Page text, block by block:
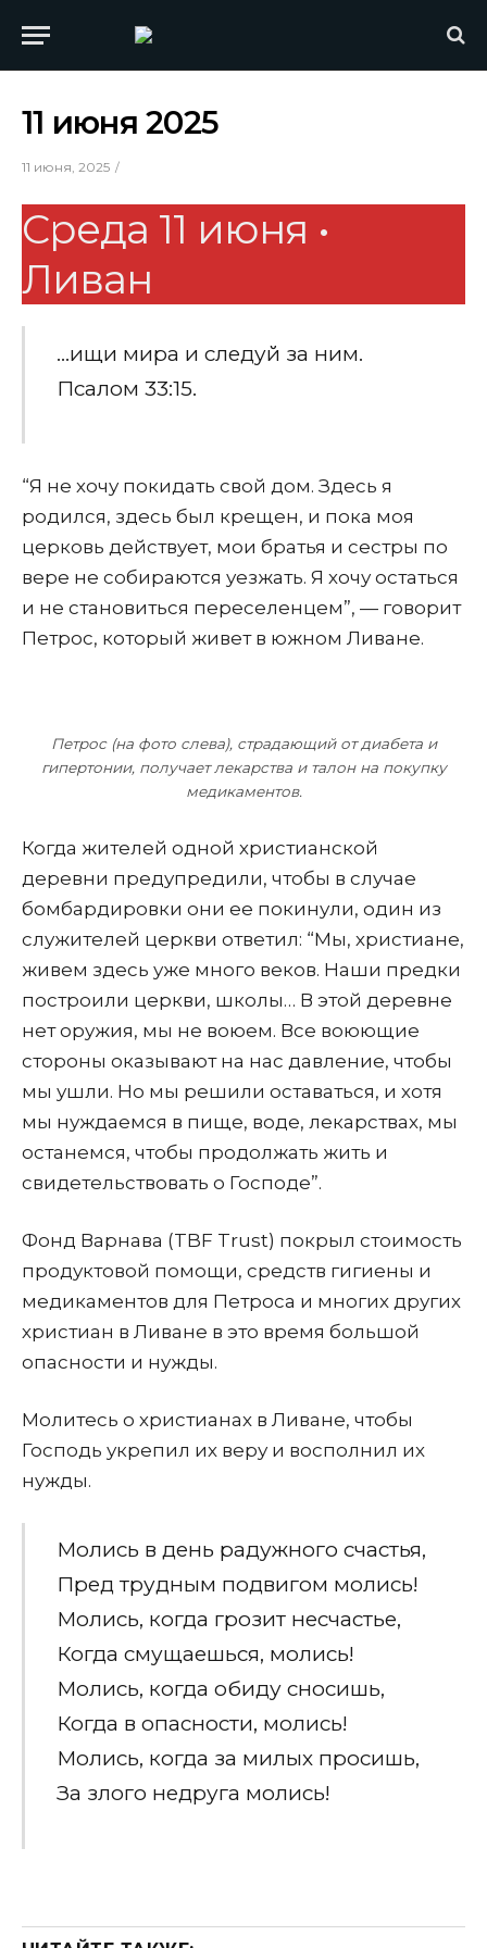
11 июня 2025
11 июня, 2025
Среда 11 июня •
Ливан
…ищи мира и следуй за ним.
Псалом 33:15.
“Я не хочу покидать свой дом. Здесь я
родился, здесь был крещен, и пока моя
церковь действует, мои братья и сестры по
вере не собираются уезжать. Я хочу остаться
и не становиться переселенцем”, — говорит
Петрос, который живет в южном Ливане.
Петрос (на фото слева), страдающий от диабета и
гипертонии, получает лекарства и талон на покупку
медикаментов.
Когда жителей одной христианской
деревни предупредили, чтобы в случае
бомбардировки они ее покинули, один из
служителей церкви ответил: “Мы, христиане,
живем здесь уже много веков. Наши предки
построили церкви, школы… В этой деревне
нет оружия, мы не воюем. Все воюющие
стороны оказывают на нас давление, чтобы
мы ушли. Но мы решили оставаться, и хотя
мы нуждаемся в пище, воде, лекарствах, мы
останемся, чтобы продолжать жить и
свидетельствовать о Господе”.
Фонд Варнава (TBF Trust) покрыл стоимость
продуктовой помощи, средств гигиены и
медикаментов для Петроса и многих других
христиан в Ливане в это время большой
опасности и нужды.
Молитесь о христианах в Ливане, чтобы
Господь укрепил их веру и восполнил их
нужды.
Молись в день радужного счастья,
Пред трудным подвигом молись!
Молись, когда грозит несчастье,
Когда смущаешься, молись!
Молись, когда обиду сносишь,
Когда в опасности, молись!
Молись, когда за милых просишь,
За злого недруга молись!